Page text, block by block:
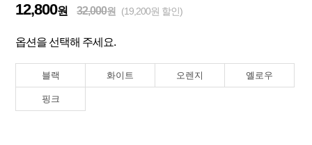
12,800원 32,000원 (19,200원 할인)
옵션을 선택해 주세요.
블랙 화이트 오렌지 옐로우
핑크